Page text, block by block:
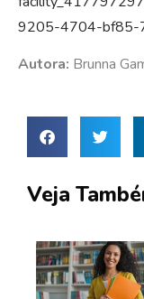
9205-4704-bf85-
Autora: Brunna
Veja